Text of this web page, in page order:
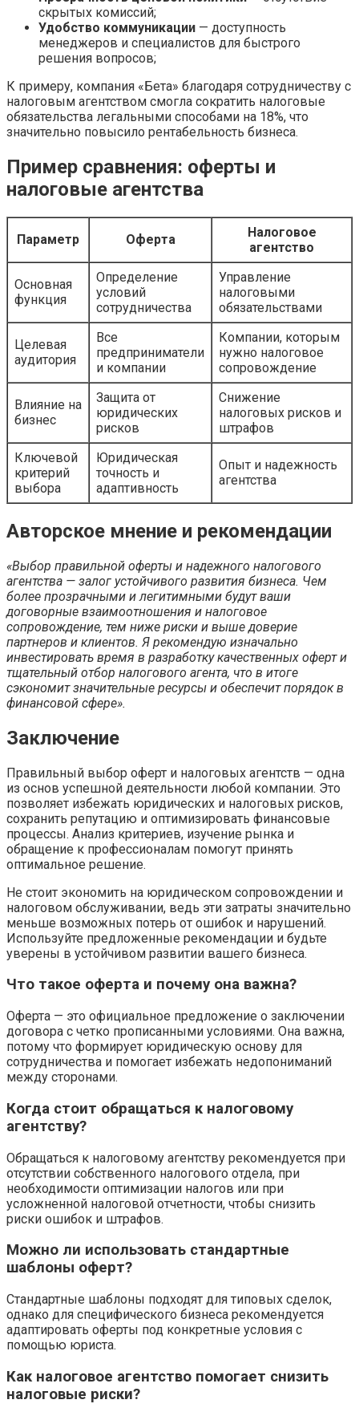
скрытых комиссий;
Удобство коммуникации — доступность
менеджеров и специалистов для быстрого
решения вопросов;
К примеру, компания «Бета» благодаря сотрудничеству с
налоговым агентством смогла сократить налоговые
обязательства легальными способами на 18%, что
значительно повысило рентабельность бизнеса.
Пример сравнения: оферты и
налоговые агентства
Параметр Оферта
Налоговое
агентство
Основная
функция
Определение
условий
сотрудничества
Управление
налоговыми
обязательствами
Целевая
аудитория
Все
предприниматели
и компании
Компании, которым
нужно налоговое
сопровождение
Влияние на
бизнес
Защита от
юридических
рисков
Снижение
налоговых рисков и
штрафов
Ключевой
критерий
выбора
Юридическая
точность и
адаптивность
Опыт и надежность
агентства
Авторское мнение и рекомендации
«Выбор правильной оферты и надежного налогового
агентства — залог устойчивого развития бизнеса. Чем
более прозрачными и легитимными будут ваши
договорные взаимоотношения и налоговое
сопровождение, тем ниже риски и выше доверие
партнеров и клиентов. Я рекомендую изначально
инвестировать время в разработку качественных оферт и
тщательный отбор налогового агента, что в итоге
сэкономит значительные ресурсы и обеспечит порядок в
финансовой сфере».
Заключение
Правильный выбор оферт и налоговых агентств — одна
из основ успешной деятельности любой компании. Это
позволяет избежать юридических и налоговых рисков,
сохранить репутацию и оптимизировать финансовые
процессы. Анализ критериев, изучение рынка и
обращение к профессионалам помогут принять
оптимальное решение.
Не стоит экономить на юридическом сопровождении и
налоговом обслуживании, ведь эти затраты значительно
меньше возможных потерь от ошибок и нарушений.
Используйте предложенные рекомендации и будьте
уверены в устойчивом развитии вашего бизнеса.
Что такое оферта и почему она важна?
Оферта — это официальное предложение о заключении
договора с четко прописанными условиями. Она важна,
потому что формирует юридическую основу для
сотрудничества и помогает избежать недопониманий
между сторонами.
Когда стоит обращаться к налоговому
агентству?
Обращаться к налоговому агентству рекомендуется при
отсутствии собственного налогового отдела, при
необходимости оптимизации налогов или при
усложненной налоговой отчетности, чтобы снизить
риски ошибок и штрафов.
Можно ли использовать стандартные
шаблоны оферт?
Стандартные шаблоны подходят для типовых сделок,
однако для специфического бизнеса рекомендуется
адаптировать оферты под конкретные условия с
помощью юриста.
Как налоговое агентство помогает снизить
налоговые риски?